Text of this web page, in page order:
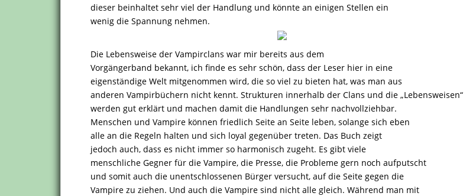
dieser beinhaltet sehr viel der Handlung und könnte an einigen Stellen ein
wenig die Spannung nehmen.
Die Lebensweise der Vampirclans war mir bereits aus dem
Vorgängerband bekannt, ich finde es sehr schön, dass der Leser hier in eine
eigenständige Welt mitgenommen wird, die so viel zu bieten hat, was man aus
anderen Vampirbüchern nicht kennt. Strukturen innerhalb der Clans und die „Lebensweisen“
werden gut erklärt und machen damit die Handlungen sehr nachvollziehbar.
Menschen und Vampire können friedlich Seite an Seite leben, solange sich eben
alle an die Regeln halten und sich loyal gegenüber treten. Das Buch zeigt
jedoch auch, dass es nicht immer so harmonisch zugeht. Es gibt viele
menschliche Gegner für die Vampire, die Presse, die Probleme gern noch aufputscht
und somit auch die unentschlossenen Bürger versucht, auf die Seite gegen die
Vampire zu ziehen. Und auch die Vampire sind nicht alle gleich. Während man mit